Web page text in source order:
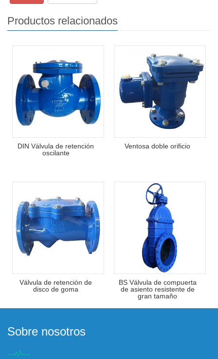
Productos relacionados
DIN Válvula de retención
oscilante
Ventosa doble orificio
Válvula de retención de
disco de goma
BS Válvula de compuerta
de asiento resistente de
gran tamaño
Sobre nosotros